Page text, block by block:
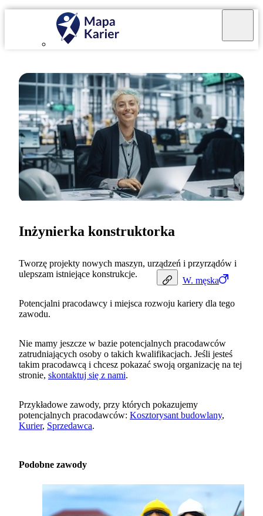
W. męska
Inżynierka konstruktorka
Tworzę projekty nowych maszyn, urządzeń i przyrządów i
ulepszam istniejące konstrukcje.
Potencjalni pracodawcy i miejsca rozwoju kariery dla tego
zawodu.
Nie mamy jeszcze w bazie potencjalnych pracodawców
zatrudniających osoby o takich kwalifikacjach. Jeśli jesteś
takim pracodawcą i chcesz pokazać swoją organizację na tej
stronie, skontaktuj się z nami.
Przykładowe zawody, przy których pokazujemy
potencjalnych pracodawców: Kosztorysant budowlany,
Kurier, Sprzedawca.
Podobne zawody